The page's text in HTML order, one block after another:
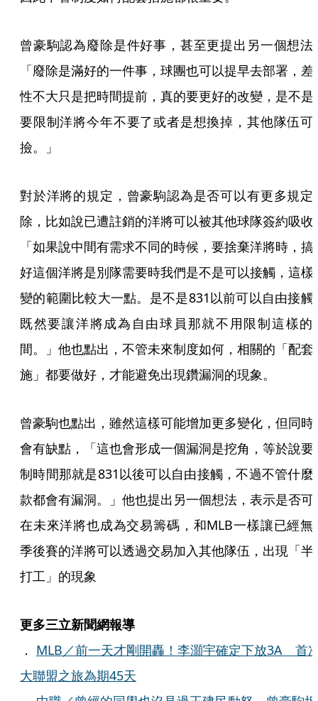
曾豪駒認為廢除是件好事，甚至更提出另一個想法
「廢除是滿好的一件事，球團也可以提早去部署，差
性不大只是把時間提前，真的要更好的改變，是不是
要限制洋將今年不要了或者是想換掉，其他隊伍可
撿。」
對於洋將的規定，曾豪駒認為是否可以有更多規定
除，比如說已遭註銷的洋將可以被其他球隊簽約吸收
「如果說中間有需求不同的時候，要捨棄洋將時，搞
好這個洋將是別隊需要時我們是不是可以接觸，這樣
變的範圍比較大一點。是不是831以前可以自由接觸
既然要讓洋將成為自由球員那就不用限制這樣的
間。」他也點出，不管未來制度如何，相關的「配套
施」都要做好，才能避免出現鑽漏洞的現象。
曾豪駒也點出，雖然這樣可能增加更多變化，但同時
會有缺點，「這也會形成一個漏洞是挖角，等於說要
制時間那就是831以後可以自由接觸，不過不管什麼
款都會有漏洞。」他也提出另一個想法，表示是否可
在未來洋將也成為交易籌碼，和MLB一樣讓已經無
季後賽的洋將可以透過交易加入其他隊伍，出現「半
打工」的現象
更多三立新聞網報導
． MLB／前一天才剛開轟！李灝宇確定下放3A 首
大聯盟之旅為期45天